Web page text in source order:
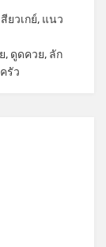
สียวเกย์, แนว
, ดูดควย, ลัก
รัว